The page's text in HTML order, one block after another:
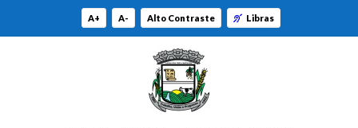
A+ A- Alto Contraste Libras